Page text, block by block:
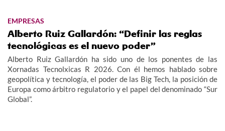
EMPRESAS
Alberto Ruiz Gallardón: “Definir las reglas
tecnológicas es el nuevo poder”
Alberto Ruiz Gallardón ha sido uno de los ponentes de las
Xornadas Tecnolxicas R 2026. Con él hemos hablado sobre
geopolítica y tecnología, el poder de las Big Tech, la posición de
Europa como árbitro regulatorio y el papel del denominado “Sur
Global”.